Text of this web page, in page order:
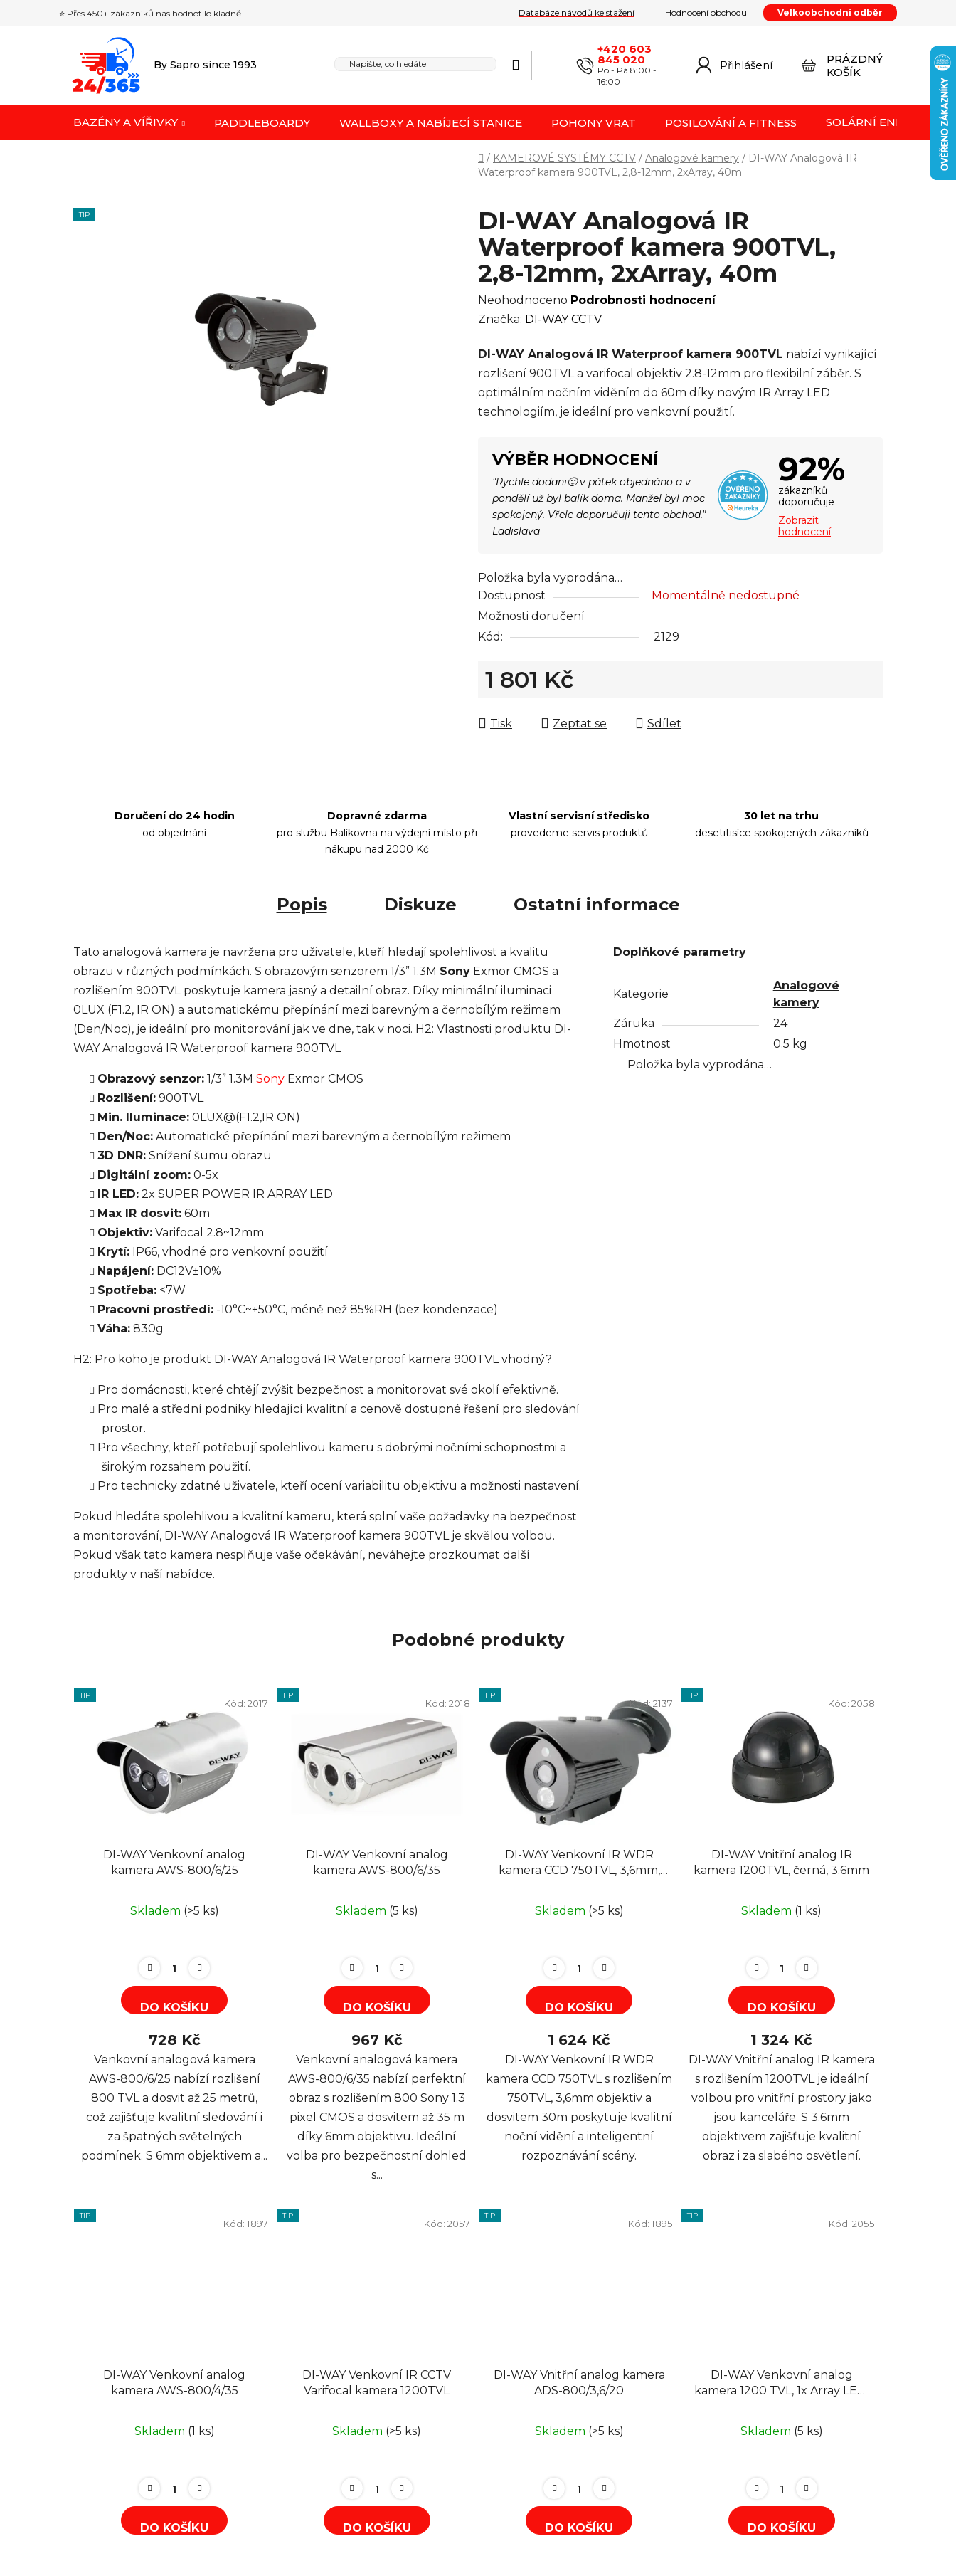
⭐ Přes 450+ zákazníků nás hodnotilo kladně Databáze návodů ke stažení Hodnocení obchodu
Velkoobchodní odběr
Reklamace / odstoupení od smlouvy
By Sapro since 1993
+420 603
845 020
Po - Pá 8:00 -
16:00
Přihlášení
NÁKUPNÍ
PRÁZDNÝ
KOŠÍK
BAZÉNY A VÍŘIVKY PADDLEBOARDY WALLBOXY A NABÍJECÍ STANICE POHONY VRAT POSILOVÁNÍ A FITNESS SOLÁRNÍ ENERGIE FVE
Domů
/ KAMEROVÉ SYSTÉMY CCTV / Analogové kamery / DI-WAY Analogová IR
Waterproof kamera 900TVL, 2,8-12mm, 2xArray, 40m
DI-WAY Analogová IR
Waterproof kamera 900TVL,
2,8-12mm, 2xArray, 40m
Průměrné
hodnocení
je
0,0
z
5
Neohodnoceno Podrobnosti hodnocení
Značka: DI-WAY CCTV
DI-WAY Analogová IR Waterproof kamera 900TVL nabízí vynikající
rozlišení 900TVL a varifocal objektiv 2.8-12mm pro flexibilní záběr. S
optimálním nočním viděním do 60m díky novým IR Array LED
technologiím, je ideální pro venkovní použití.
VÝBĚR HODNOCENÍ
"Rychle dodani🙂 v pátek objednáno a v
pondělí už byl balík doma. Manžel byl moc
spokojený. Vřele doporučuji tento obchod."
Ladislava
92%
zákazníků
doporučuje
Zobrazit
hodnocení
Položka byla vyprodána…
Dostupnost
Momentálně nedostupné
Možnosti doručení
Kód:
2129
1 801 Kč
Tisk
Zeptat se Sdílet
TIP
Doručení do 24 hodin
od objednání
Dopravné zdarma
pro službu Balíkovna na výdejní místo při
nákupu nad 2000 Kč
Vlastní servisní středisko
provedeme servis produktů
30 let na trhu
desetitisíce spokojených zákazníků
Popis Diskuze Ostatní informace
Tato analogová kamera je navržena pro uživatele, kteří hledají spolehlivost a kvalitu
obrazu v různých podmínkách. S obrazovým senzorem 1/3” 1.3M Sony Exmor CMOS a
rozlišením 900TVL poskytuje kamera jasný a detailní obraz. Díky minimální iluminaci
0LUX (F1.2, IR ON) a automatickému přepínání mezi barevným a černobílým režimem
(Den/Noc), je ideální pro monitorování jak ve dne, tak v noci. H2: Vlastnosti produktu DI-
WAY Analogová IR Waterproof kamera 900TVL
Obrazový senzor: 1/3” 1.3M Sony Exmor CMOS
Rozlišení: 900TVL
Min. Iluminace: 0LUX@(F1.2,IR ON)
Den/Noc: Automatické přepínání mezi barevným a černobílým režimem
3D DNR: Snížení šumu obrazu
Digitální zoom: 0-5x
IR LED: 2x SUPER POWER IR ARRAY LED
Max IR dosvit: 60m
Objektiv: Varifocal 2.8~12mm
Krytí: IP66, vhodné pro venkovní použití
Napájení: DC12V±10%
Spotřeba: <7W
Pracovní prostředí: -10°C~+50°C, méně než 85%RH (bez kondenzace)
Váha: 830g
H2: Pro koho je produkt DI-WAY Analogová IR Waterproof kamera 900TVL vhodný?
Pro domácnosti, které chtějí zvýšit bezpečnost a monitorovat své okolí efektivně.
Pro malé a střední podniky hledající kvalitní a cenově dostupné řešení pro sledování
prostor.
Pro všechny, kteří potřebují spolehlivou kameru s dobrými nočními schopnostmi a
širokým rozsahem použití.
Pro technicky zdatné uživatele, kteří ocení variabilitu objektivu a možnosti nastavení.
Pokud hledáte spolehlivou a kvalitní kameru, která splní vaše požadavky na bezpečnost
a monitorování, DI-WAY Analogová IR Waterproof kamera 900TVL je skvělou volbou.
Pokud však tato kamera nesplňuje vaše očekávání, neváhejte prozkoumat další
produkty v naší nabídce.
Doplňkové parametry
Kategorie
Analogové
kamery
Záruka
24
Hmotnost
0.5 kg
Položka byla vyprodána…
Podobné produkty
TIP
DI-WAY Venkovní analog
kamera AWS-800/6/25
Skladem (>5 ks)
DO KOŠÍKU
728 Kč
Venkovní analogová kamera
AWS-800/6/25 nabízí rozlišení
800 TVL a dosvit až 25 metrů,
což zajišťuje kvalitní sledování i
za špatných světelných
podmínek. S 6mm objektivem a...
Kód: 2017
TIP
DI-WAY Venkovní analog
kamera AWS-800/6/35
Skladem (5 ks)
DO KOŠÍKU
967 Kč
Venkovní analogová kamera
AWS-800/6/35 nabízí perfektní
obraz s rozlišením 800 Sony 1.3
pixel CMOS a dosvitem až 35 m
díky 6mm objektivu. Ideální
volba pro bezpečnostní dohled
s...
Kód: 2018
TIP
DI-WAY Venkovní IR WDR
kamera CCD 750TVL, 3,6mm,
Skladem (>5 ks)
DO KOŠÍKU
1 624 Kč
DI-WAY Venkovní IR WDR
kamera CCD 750TVL s rozlišením
750TVL, 3,6mm objektiv a
dosvitem 30m poskytuje kvalitní
noční vidění a inteligentní
rozpoznávání scény.
Kód: 2137
TIP
DI-WAY Vnitřní analog IR
kamera 1200TVL, černá, 3.6mm
Skladem (1 ks)
DO KOŠÍKU
1 324 Kč
DI-WAY Vnitřní analog IR kamera
s rozlišením 1200TVL je ideální
volbou pro vnitřní prostory jako
jsou kanceláře. S 3.6mm
objektivem zajišťuje kvalitní
obraz i za slabého osvětlení.
Kód: 2058
TIP
DI-WAY Venkovní analog
kamera AWS-800/4/35
Skladem (1 ks)
DO KOŠÍKU
Kód: 1897
TIP
DI-WAY Venkovní IR CCTV
Varifocal kamera 1200TVL
Skladem (>5 ks)
DO KOŠÍKU
Kód: 2057
TIP
DI-WAY Vnitřní analog kamera
ADS-800/3,6/20
Skladem (>5 ks)
DO KOŠÍKU
Kód: 1895
TIP
DI-WAY Venkovní analog
kamera 1200 TVL, 1x Array LED,
Skladem (5 ks)
DO KOŠÍKU
Kód: 2055